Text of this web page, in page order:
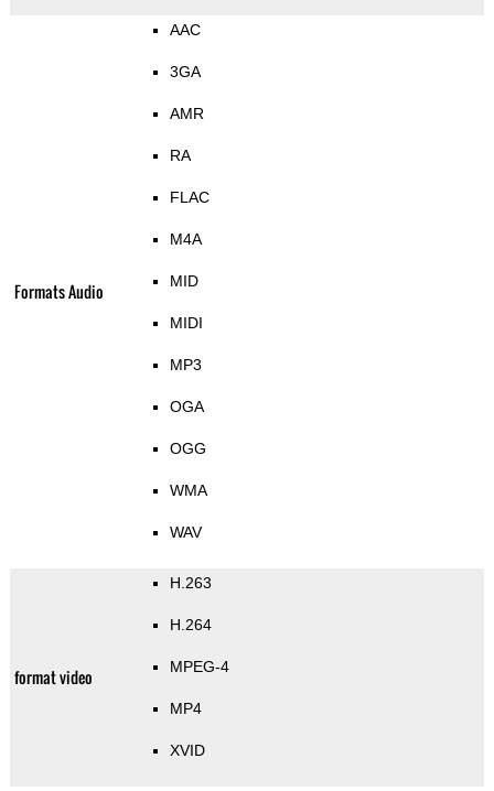
Formats Audio
AAC
3GA
AMR
RA
FLAC
M4A
MID
MIDI
MP3
OGA
OGG
WMA
WAV
format video
H.263
H.264
MPEG-4
MP4
XVID